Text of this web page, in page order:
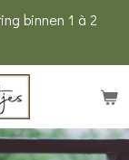
binnen 1 à 2